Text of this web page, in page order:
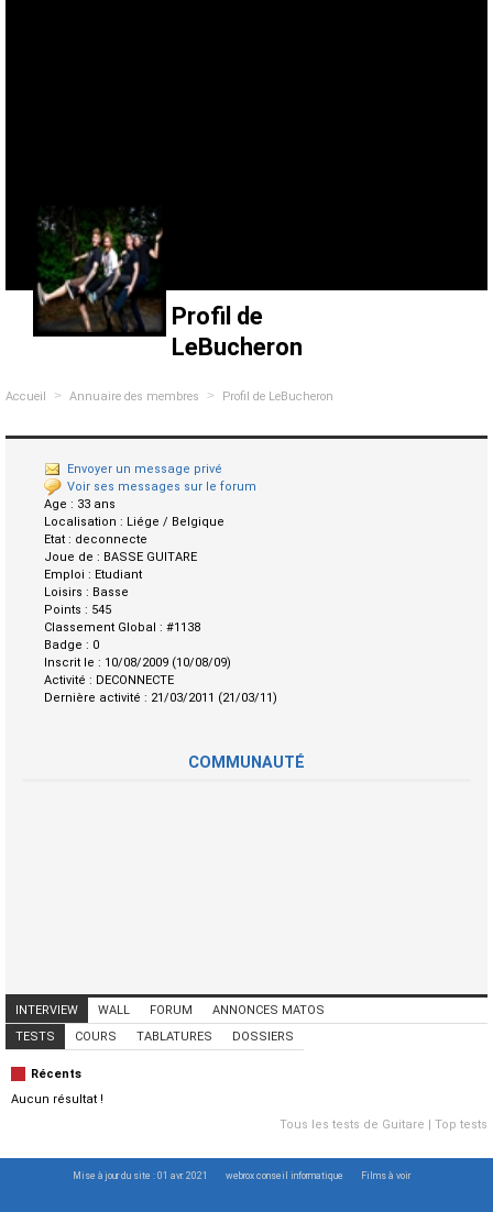
Profil de
LeBucheron
Accueil > Annuaire des membres > Profil de LeBucheron
Envoyer un message privé
Voir ses messages sur le forum
Age : 33 ans
Localisation : Liége / Belgique
Etat : deconnecte
Joue de : BASSE GUITARE
Emploi : Etudiant
Loisirs : Basse
Points : 545
Classement Global : #1138
Badge : 0
Inscrit le : 10/08/2009 (10/08/09)
Activité : DECONNECTE
Dernière activité : 21/03/2011 (21/03/11)
COMMUNAUTÉ
INTERVIEW WALL FORUM
ANNONCES MATOS
ANNONCES MUSICIENS
CONCERTS
TESTS COURS TABLATURES DOSSIERS
Récents
Aucun résultat !
Tous les tests de Guitare
Top tests
Mise à jour du site : 01 avr. 2021 webrox conseil informatique Films à voir